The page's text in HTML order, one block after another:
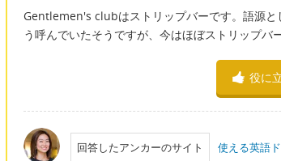
Gentlemen's clubはストリップバーです。語源と
う呼んでいたそうですが、今はほぼストリップバ
役に
回答したアンカーのサイト 使える英語